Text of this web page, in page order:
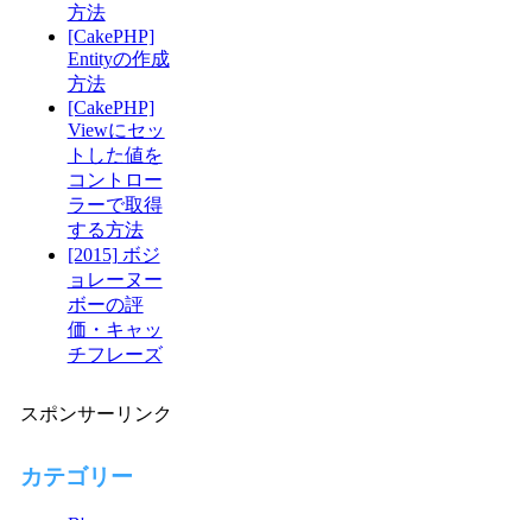
方法
[CakePHP]
Entityの作成
方法
[CakePHP]
Viewにセッ
トした値を
コントロー
ラーで取得
する方法
[2015] ボジ
ョレーヌー
ボーの評
価・キャッ
チフレーズ
スポンサーリンク
カテゴリー